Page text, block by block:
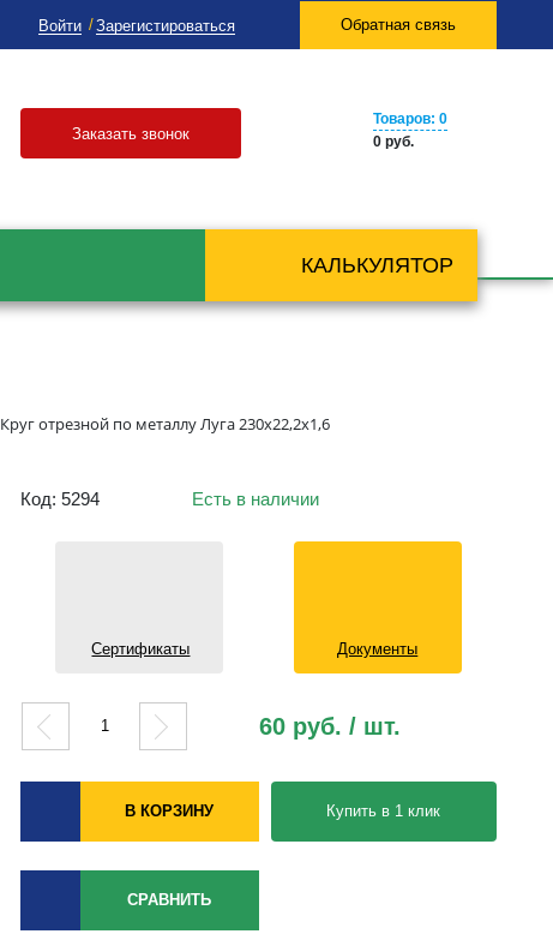
Войти Зарегистироваться Обратная связь
Заказать звонок
Товаров: 0
0 руб.
КАЛЬКУЛЯТОР
Круг отрезной по металлу Луга 230х22,2х1,6
Код: 5294 Есть в наличии
Сертификаты Документы
60 руб. / шт.
В КОРЗИНУ Купить в 1 клик
СРАВНИТЬ